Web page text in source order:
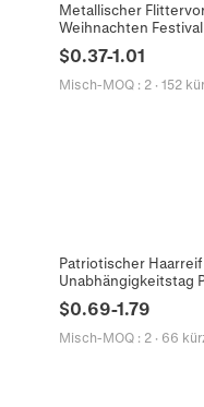
Metallischer
Weihnachten
$0.37-1.01
Misch-MOQ: 2· 152
Patriotischer
Unabhängigkeitstag
$0.69-1.79
Misch-MOQ: 2· 66